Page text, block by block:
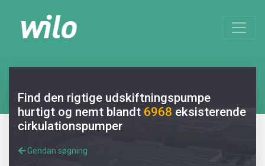
Find den rigtige udskiftningspumpe
hurtigt og nemt blandt 6968 eksisterende
cirkulationspumper
Gendan søgning